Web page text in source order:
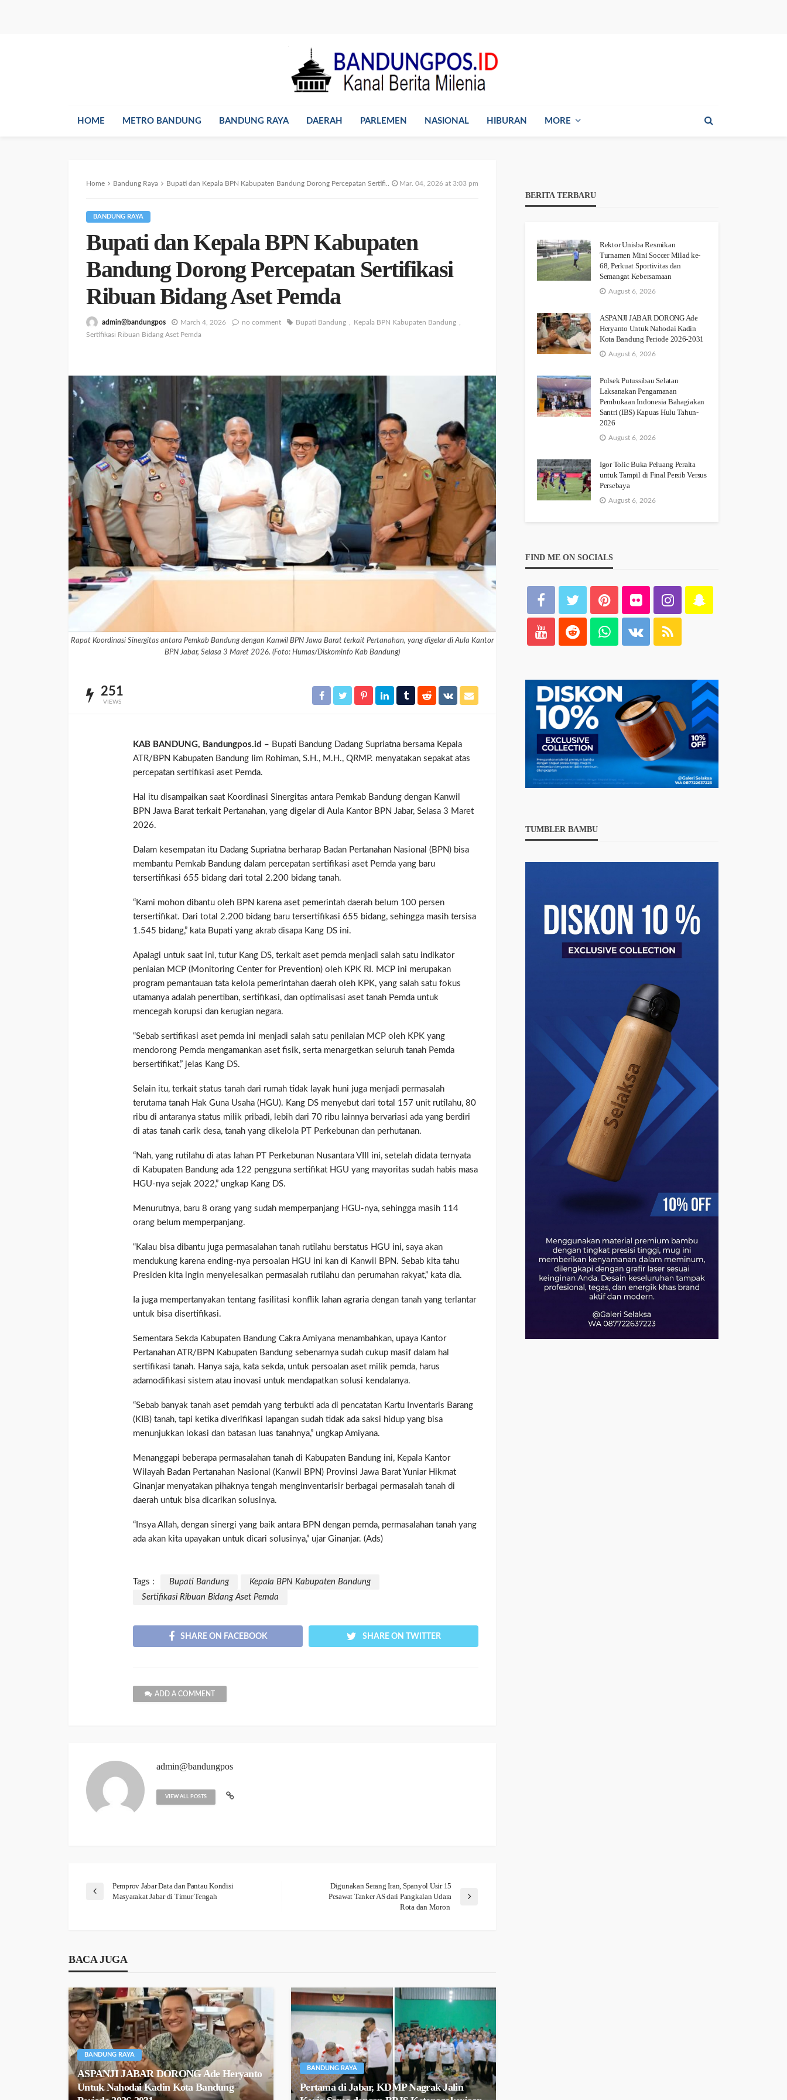
HOME METRO BANDUNG BANDUNG RAYA DAERAH PARLEMEN NASIONAL HIBURAN MORE
Home Bandung Raya Bupati dan Kepala BPN Kabupaten Bandung Dorong Percepatan Sertifikasi Ribuan Bidang Aset Pemda Mar. 04, 2026 at 3:03 pm
BANDUNG RAYA
Bupati dan Kepala BPN Kabupaten
Bandung Dorong Percepatan Sertifikasi
Ribuan Bidang Aset Pemda
admin@bandungpos March 4, 2026 no comment Bupati Bandung
Kepala BPN Kabupaten Bandung
Sertifikasi Ribuan Bidang Aset Pemda
Rapat Koordinasi Sinergitas antara Pemkab Bandung dengan Kanwil BPN Jawa Barat terkait Pertanahan, yang digelar di Aula Kantor
BPN Jabar, Selasa 3 Maret 2026. (Foto: Humas/Diskominfo Kab Bandung)
251
VIEWS
KAB BANDUNG, Bandungpos.id – Bupati Bandung Dadang Supriatna bersama Kepala
ATR/BPN Kabupaten Bandung Iim Rohiman, S.H., M.H., QRMP. menyatakan sepakat atas
percepatan sertifikasi aset Pemda.
Hal itu disampaikan saat Koordinasi Sinergitas antara Pemkab Bandung dengan Kanwil
BPN Jawa Barat terkait Pertanahan, yang digelar di Aula Kantor BPN Jabar, Selasa 3 Maret
2026.
Dalam kesempatan itu Dadang Supriatna berharap Badan Pertanahan Nasional (BPN) bisa
membantu Pemkab Bandung dalam percepatan sertifikasi aset Pemda yang baru
tersertifikasi 655 bidang dari total 2.200 bidang tanah.
“Kami mohon dibantu oleh BPN karena aset pemerintah daerah belum 100 persen
tersertifikat. Dari total 2.200 bidang baru tersertifikasi 655 bidang, sehingga masih tersisa
1.545 bidang,” kata Bupati yang akrab disapa Kang DS ini.
Apalagi untuk saat ini, tutur Kang DS, terkait aset pemda menjadi salah satu indikator
peniaian MCP (Monitoring Center for Prevention) oleh KPK RI. MCP ini merupakan
program pemantauan tata kelola pemerintahan daerah oleh KPK, yang salah satu fokus
utamanya adalah penertiban, sertifikasi, dan optimalisasi aset tanah Pemda untuk
mencegah korupsi dan kerugian negara.
“Sebab sertifikasi aset pemda ini menjadi salah satu penilaian MCP oleh KPK yang
mendorong Pemda mengamankan aset fisik, serta menargetkan seluruh tanah Pemda
bersertifikat,” jelas Kang DS.
Selain itu, terkait status tanah dari rumah tidak layak huni juga menjadi permasalah
terutama tanah Hak Guna Usaha (HGU). Kang DS menyebut dari total 157 unit rutilahu, 80
ribu di antaranya status milik pribadi, lebih dari 70 ribu lainnya bervariasi ada yang berdiri
di atas tanah carik desa, tanah yang dikelola PT Perkebunan dan perhutanan.
“Nah, yang rutilahu di atas lahan PT Perkebunan Nusantara VIII ini, setelah didata ternyata
di Kabupaten Bandung ada 122 pengguna sertifikat HGU yang mayoritas sudah habis masa
HGU-nya sejak 2022,” ungkap Kang DS.
Menurutnya, baru 8 orang yang sudah memperpanjang HGU-nya, sehingga masih 114
orang belum memperpanjang.
“Kalau bisa dibantu juga permasalahan tanah rutilahu berstatus HGU ini, saya akan
mendukung karena ending-nya persoalan HGU ini kan di Kanwil BPN. Sebab kita tahu
Presiden kita ingin menyelesaikan permasalah rutilahu dan perumahan rakyat,” kata dia.
Ia juga mempertanyakan tentang fasilitasi konflik lahan agraria dengan tanah yang terlantar
untuk bisa disertifikasi.
Sementara Sekda Kabupaten Bandung Cakra Amiyana menambahkan, upaya Kantor
Pertanahan ATR/BPN Kabupaten Bandung sebenarnya sudah cukup masif dalam hal
sertifikasi tanah. Hanya saja, kata sekda, untuk persoalan aset milik pemda, harus
adamodifikasi sistem atau inovasi untuk mendapatkan solusi kendalanya.
“Sebab banyak tanah aset pemdah yang terbukti ada di pencatatan Kartu Inventaris Barang
(KIB) tanah, tapi ketika diverifikasi lapangan sudah tidak ada saksi hidup yang bisa
menunjukkan lokasi dan batasan luas tanahnya,” ungkap Amiyana.
Menanggapi beberapa permasalahan tanah di Kabupaten Bandung ini, Kepala Kantor
Wilayah Badan Pertanahan Nasional (Kanwil BPN) Provinsi Jawa Barat Yuniar Hikmat
Ginanjar menyatakan pihaknya tengah menginventarisir berbagai permasalah tanah di
daerah untuk bisa dicarikan solusinya.
“Insya Allah, dengan sinergi yang baik antara BPN dengan pemda, permasalahan tanah yang
ada akan kita upayakan untuk dicari solusinya,” ujar Ginanjar. (Ads)
Tags : Bupati Bandung
Kepala BPN Kabupaten Bandung
Sertifikasi Ribuan Bidang Aset Pemda
SHARE ON FACEBOOK SHARE ON TWITTER
ADD A COMMENT
admin@bandungpos
VIEW ALL POSTS
Pemprov Jabar Data dan Pantau Kondisi
Masyarakat Jabar di Timur Tengah
Digunakan Serang Iran, Spanyol Usir 15
Pesawat Tanker AS dari Pangkalan Udara
Rota dan Moron
BACA JUGA
BANDUNG RAYA
ASPANJI JABAR DORONG Ade Heryanto
Untuk Nahodai Kadin Kota Bandung
BANDUNG RAYA
Pertama di Jabar, KDMP Nagrak Jalin
BERITA TERBARU
Rektor Unisba Resmikan
Turnamen Mini Soccer Milad ke-
68, Perkuat Sportivitas dan
Semangat Kebersamaan
August 6, 2026
ASPANJI JABAR DORONG Ade
Heryanto Untuk Nahodai Kadin
Kota Bandung Periode 2026-2031
August 6, 2026
Polsek Putussibau Selatan
Laksanakan Pengamanan
Pembukaan Indonesia Bahagiakan
Santri (IBS) Kapuas Hulu Tahun-
2026
August 6, 2026
Igor Tolic Buka Peluang Peralta
untuk Tampil di Final Persib Versus
Persebaya
August 6, 2026
FIND ME ON SOCIALS
TUMBLER BAMBU